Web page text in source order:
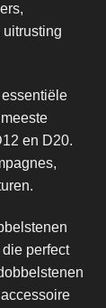
en D20.
perfect